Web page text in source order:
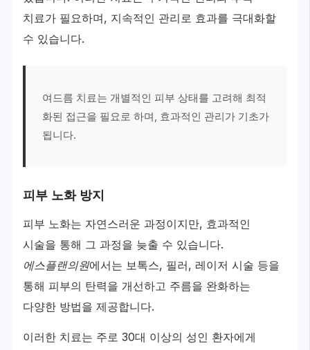
치료가 필요하며, 지속적인 관리로 효과를 극대화할
수 있습니다.
여드름 치료는 개별적인 피부 상태를 고려해 최적
화된 접근을 필요로 하며, 효과적인 관리가 기초가
됩니다.
피부 노화 방지
피부 노화는 자연스러운 과정이지만, 효과적인
시술을 통해 그 과정을 늦출 수 있습니다.
에스플랜의원에서는 보톡스, 필러, 레이저 시술 등을
통해 피부의 탄력을 개선하고 주름을 완화하는
다양한 방법을 제공합니다.
이러한 치료는 주로 30대 이상의 성인 환자에게